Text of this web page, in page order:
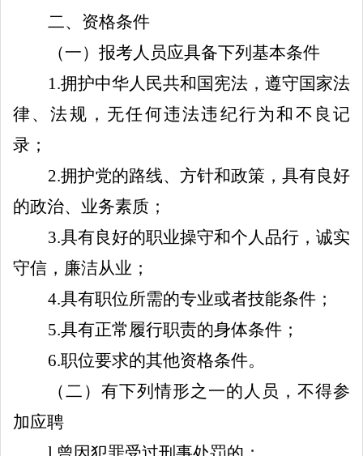
二、资格条件
（一）报考人员应具备下列基本条件
1 .拥护中华人民共和国宪法，遵守国家法
律、法规，无任何违法违纪行为和不良记
录；
2.拥护党的路线、方针和政策，具有良好
的政治、业务素质；
3.具有良好的职业操守和个人品行，诚实
守信，廉洁从业；
4.具有职位所需的专业或者技能条件；
5.具有正常履行职责的身体条件；
6.职位要求的其他资格条件。
（二）有下列情形之一的人员，不得参
加应聘